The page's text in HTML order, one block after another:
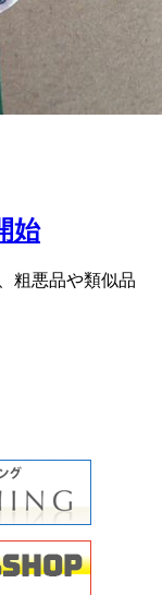
始
粗悪品や類似品